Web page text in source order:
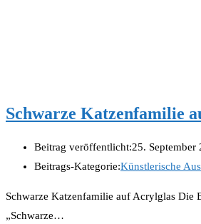
Schwarze Katzenfamilie
Beitrag veröffentlicht:25. September
Beitrags-Kategorie:Künstlerische
Schwarze Katzenfamilie auf Acrylglas Die
„Schwarze…